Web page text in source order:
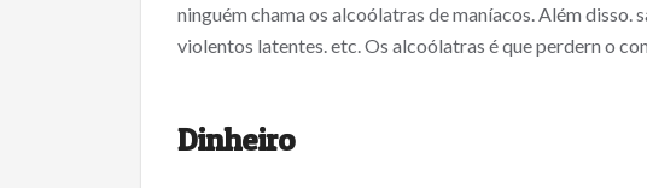
ninguém chama os alcoólatras de maníacos. Além disso.
violentos latentes. etc. Os alcoólatras é que perdern o
Dinheiro